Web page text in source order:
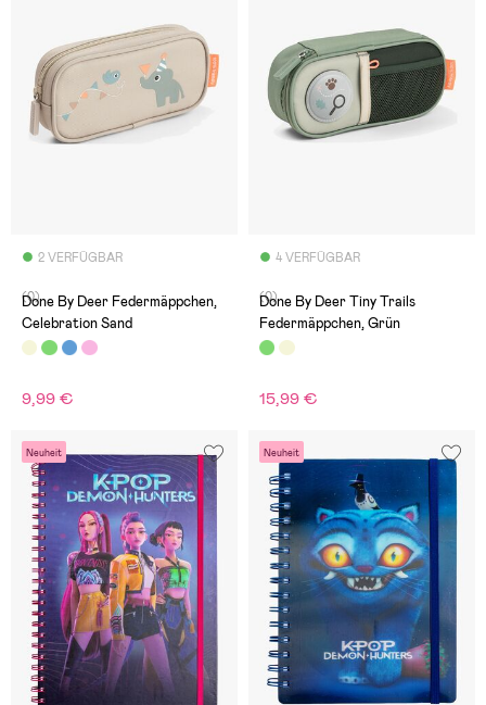
2 VERFÜGBAR
(0)
Done By Deer Federmäppchen,
Celebration Sand
9,99 €
4 VERFÜGBAR
(0)
Done By Deer Tiny Trails
Federmäppchen, Grün
15,99 €
Neuheit Neuheit